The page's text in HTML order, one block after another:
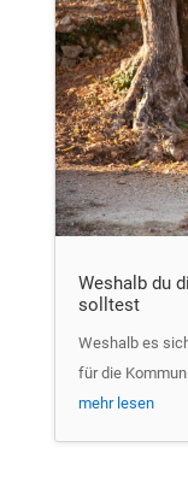
Weshalb du
solltest
Weshalb es
für die
mehr lesen